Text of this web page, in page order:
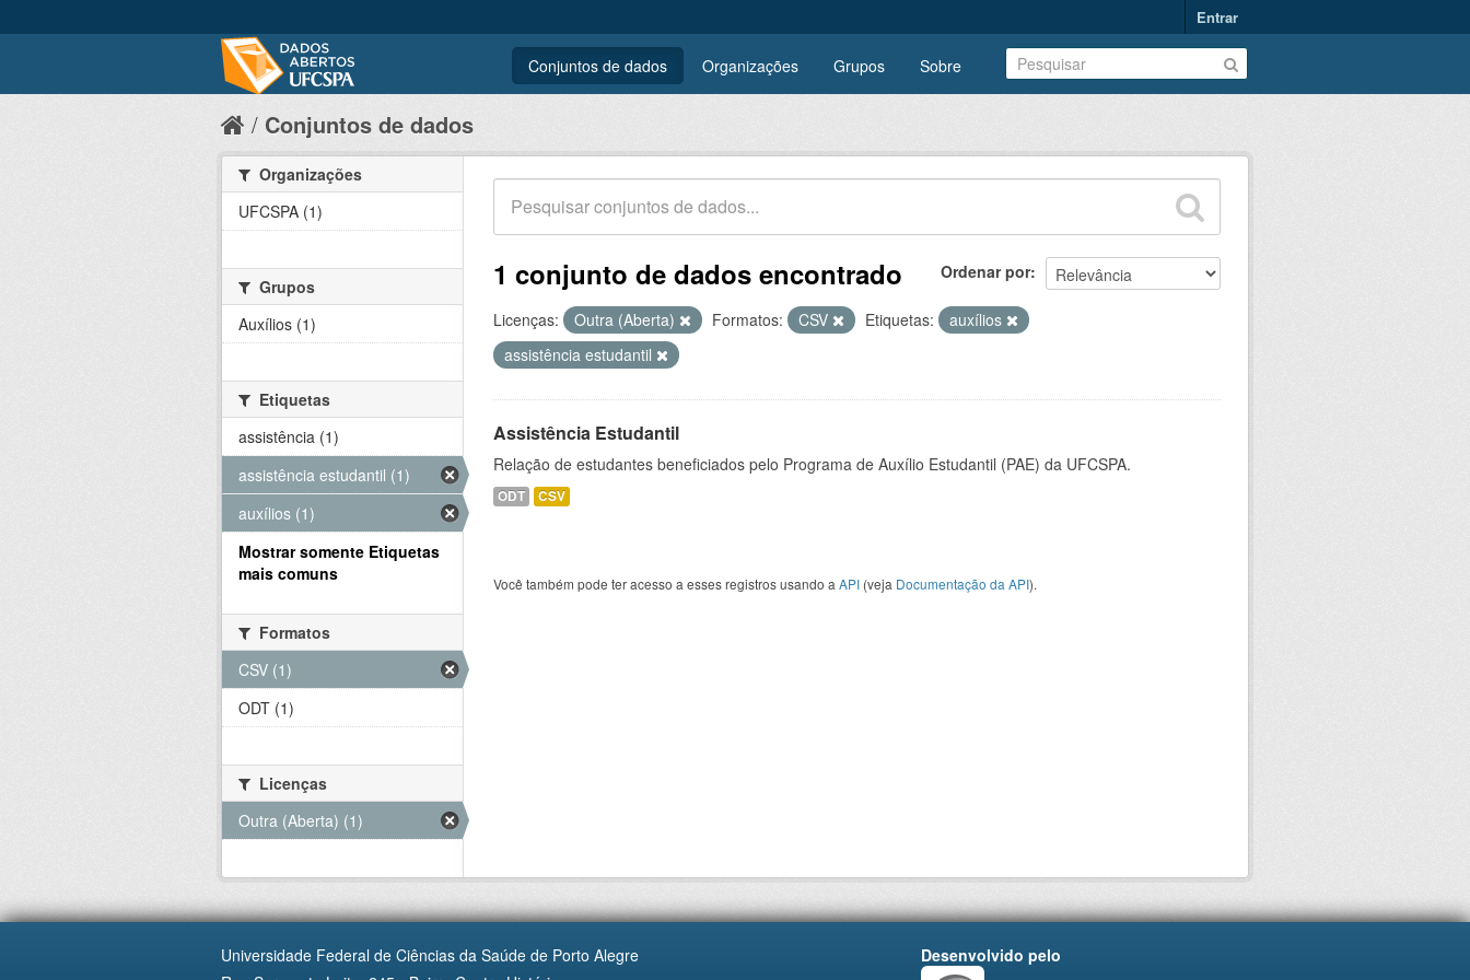
Entrar
Conjuntos de dados Organizações Grupos Sobre
Conjuntos de dados
Ordenar por
1 conjunto de dados encontrado
Licenças: Outra (Aberta) Formatos: CSV Etiquetas:
auxílios
assistência estudantil
Assistência Estudantil
Relação de estudantes beneficiados pelo Programa de Auxílio Estudantil (PAE) da UFCSPA.
ODT CSV
Você também pode ter acesso a esses registros usando a API (veja Documentação da API).
Organizações
UFCSPA (1)
Grupos
Auxílios (1)
Etiquetas
assistência (1)
assistência estudantil (1)
auxílios (1)
Mostrar somente Etiquetas
mais comuns
Formatos
CSV (1)
ODT (1)
Licenças
Outra (Aberta) (1)
Universidade Federal de Ciências da Saúde de Porto Alegre
Desenvolvido pelo